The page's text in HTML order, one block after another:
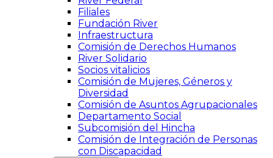
Filiales
Fundación River
Infraestructura
Comisión de Derechos Humanos
River Solidario
Socios vitalicios
Comisión de Mujeres, Géneros y
Diversidad
Comisión de Asuntos Agrupacionales
Departamento Social
Subcomisión del Hincha
Comisión de Integración de Personas
con Discapacidad